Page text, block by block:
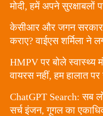
मोदी, हमें अपने सुरक्षाबलों
केसीआर और जगन
कराए? वाईएस शर्मिला ने
HMPV पर बोले स्वास्थ्य
वायरस नहीं, हम हालात
ChatGPT Search: सब
सर्च इंजन, गूगल का